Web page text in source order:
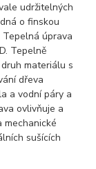
udržitelných
o finskou
úprava
Tepelně
materiálu s
dřeva
a vodní páry a
ovlivňuje a
sušících